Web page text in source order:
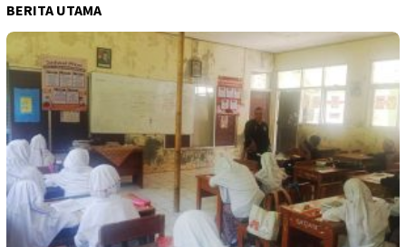
BERITA UTAMA